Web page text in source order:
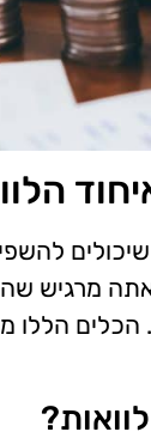
מרגיש
הכלים